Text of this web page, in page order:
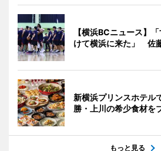
【横浜BCニュース】
けて横浜に来た」 佐
新横浜プリンスホテ
勝・上川の希少食材を
もっと見る